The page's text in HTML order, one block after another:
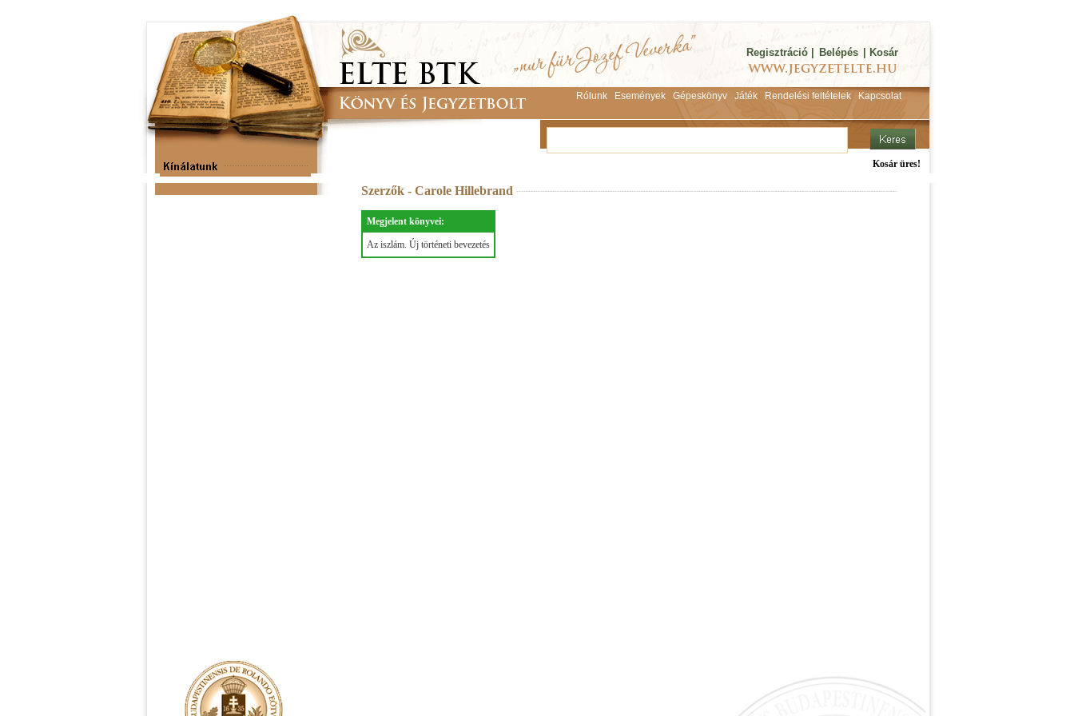
Regisztráció Belépés Kosár
Rólunk Események Gépeskönyv Játék Rendelési feltételek Kapcsolat
Kosár üres!
Szerzők - Carole Hillebrand
Megjelent könyvei:
Az iszlám. Új történeti bevezetés